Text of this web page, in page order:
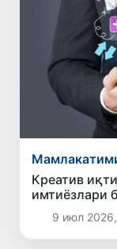
Креатив
имтиёзлари
9 июл